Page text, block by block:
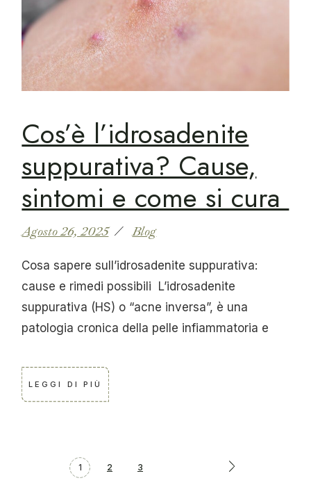
Cos’è l’idrosadenite
suppurativa? Cause,
sintomi e come si cura
Agosto 26, 2025 Blog
Cosa sapere sull’idrosadenite suppurativa:
cause e rimedi possibili L’idrosadenite
suppurativa (HS) o “acne inversa”, è una
patologia cronica della pelle infiammatoria e
LEGGI DI PIÙ
1 2 3